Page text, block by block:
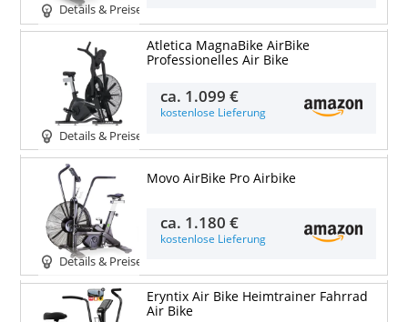
Details & Preise
Details & Preise
Atletica MagnaBike AirBike
Professionelles Air Bike
ca. 1.099 €
kostenlose Lieferung
Details & Preise
Movo AirBike Pro Airbike
ca. 1.180 €
kostenlose Lieferung
Eryntix Air Bike Heimtrainer Fahrrad
Air Bike